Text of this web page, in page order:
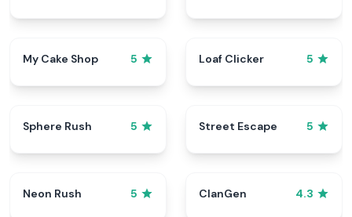
My Cake Shop 5 Loaf Clicker 5
Sphere Rush 5 Street Escape 5
Neon Rush 5 ClanGen 4.3